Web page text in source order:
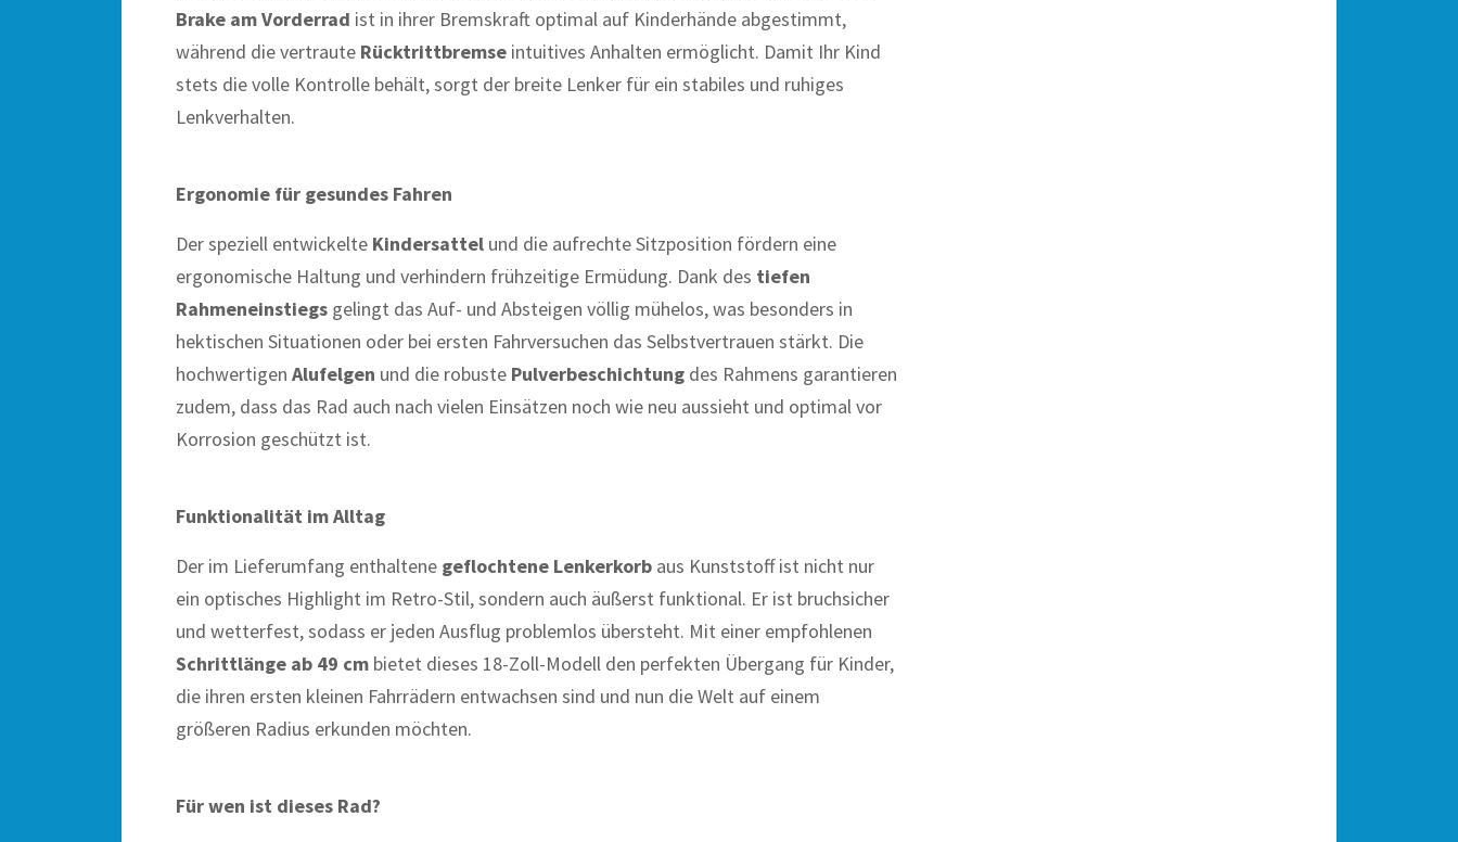
Brake am Vorderrad ist in ihrer Bremskraft optimal auf Kinderhände abgestimmt,
während die vertraute Rücktrittbremse intuitives Anhalten ermöglicht. Damit Ihr Kind
stets die volle Kontrolle behält, sorgt der breite Lenker für ein stabiles und ruhiges
Lenkverhalten.
Ergonomie für gesundes Fahren
Der speziell entwickelte Kindersattel und die aufrechte Sitzposition fördern eine
ergonomische Haltung und verhindern frühzeitige Ermüdung. Dank des tiefen
Rahmeneinstiegs gelingt das Auf- und Absteigen völlig mühelos, was besonders in
hektischen Situationen oder bei ersten Fahrversuchen das Selbstvertrauen stärkt. Die
hochwertigen Alufelgen und die robuste Pulverbeschichtung des Rahmens garantieren
zudem, dass das Rad auch nach vielen Einsätzen noch wie neu aussieht und optimal vor
Korrosion geschützt ist.
Funktionalität im Alltag
Der im Lieferumfang enthaltene geflochtene Lenkerkorb aus Kunststoff ist nicht nur
ein optisches Highlight im Retro-Stil, sondern auch äußerst funktional. Er ist bruchsicher
und wetterfest, sodass er jeden Ausflug problemlos übersteht. Mit einer empfohlenen
Schrittlänge ab 49 cm bietet dieses 18-Zoll-Modell den perfekten Übergang für Kinder,
die ihren ersten kleinen Fahrrädern entwachsen sind und nun die Welt auf einem
größeren Radius erkunden möchten.
Für wen ist dieses Rad?